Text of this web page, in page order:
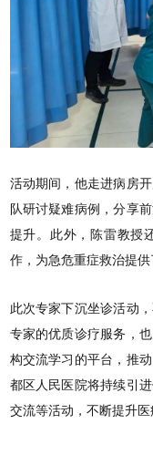
活动期间，他走进病房
队研讨疑难病例，分享
提升。此外，陈雷教授
作，为急危重症救治提供
此次专家下沉坐诊活动
专家的优质诊疗服务，
构交流学习的平台，推
都区人民医院将持续引
交流等活动，不断提升医